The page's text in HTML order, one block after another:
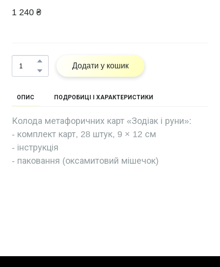
1 240 ₴
Додати у кошик
ОПИС ПОДРОБИЦІ І ХАРАКТЕРИСТИКИ
Колода метафоричних карт «Зодіак і руни»:
- комплект карт, 28 штук, 9 × 12 см
- інструкція
- паковання (оксамитовий мішечок)